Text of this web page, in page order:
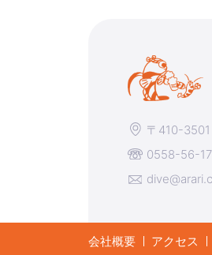
〒410-
0558-56-
会社概要 アクセス